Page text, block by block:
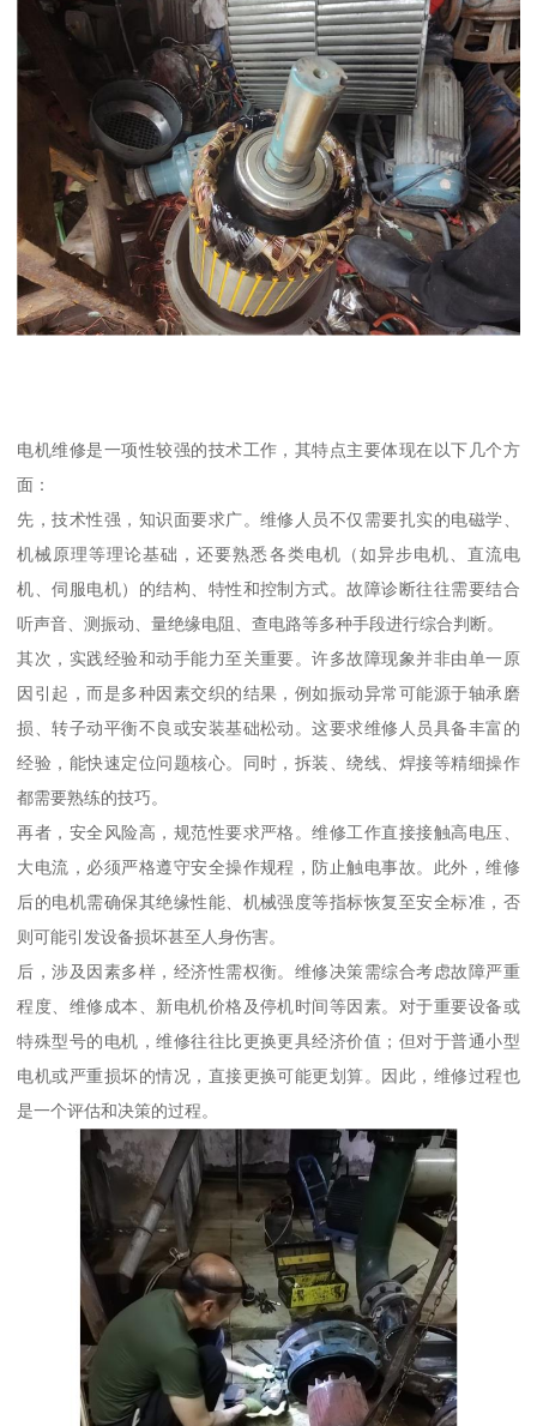
电机维修是一项性较强的技术工作，其特点主要体现在以下几个方
面：
先，技术性强，知识面要求广。维修人员不仅需要扎实的电磁学、
机械原理等理论基础，还要熟悉各类电机（如异步电机、直流电
机、伺服电机）的结构、特性和控制方式。故障诊断往往需要结合
听声音、测振动、量绝缘电阻、查电路等多种手段进行综合判断。
其次，实践经验和动手能力至关重要。许多故障现象并非由单一原
因引起，而是多种因素交织的结果，例如振动异常可能源于轴承磨
损、转子动平衡不良或安装基础松动。这要求维修人员具备丰富的
经验，能快速定位问题核心。同时，拆装、绕线、焊接等精细操作
都需要熟练的技巧。
再者，安全风险高，规范性要求严格。维修工作直接接触高电压、
大电流，必须严格遵守安全操作规程，防止触电事故。此外，维修
后的电机需确保其绝缘性能、机械强度等指标恢复至安全标准，否
则可能引发设备损坏甚至人身伤害。
后，涉及因素多样，经济性需权衡。维修决策需综合考虑故障严重
程度、维修成本、新电机价格及停机时间等因素。对于重要设备或
特殊型号的电机，维修往往比更换更具经济价值；但对于普通小型
电机或严重损坏的情况，直接更换可能更划算。因此，维修过程也
是一个评估和决策的过程。